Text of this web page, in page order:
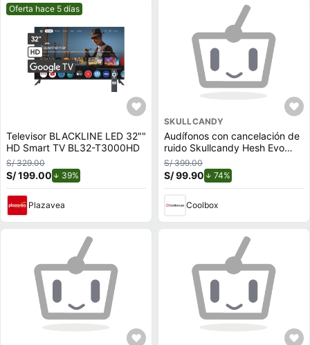
Mejor precio.
Oferta hace 5 días
Televisor BLACKLINE LED 32""
HD Smart TV BL32-T3000HD
S/ 329.00
S/ 199.00 39%
Plazavea
SKULLCANDY
Audífonos con cancelación de
ruido Skullcandy Hesh Evo
micrófono incorporado, máx.
22 horas, control de música y
llamadas, negro
S/ 399.00
S/ 99.90 74%
Coolbox